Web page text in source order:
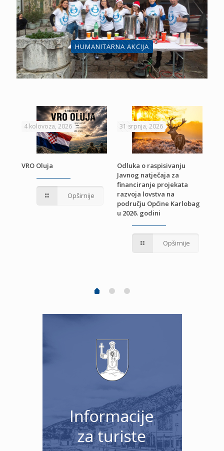
HUMANITARNA AKCIJA
4 kolovoza, 2026
VRO Oluja
Opširnije
31 srpnja, 2026
Odluka o raspisivanju
Javnog natječaja za
financiranje projekata
razvoja lovstva na
području Općine Karlobag
u 2026. godini
Opširnije